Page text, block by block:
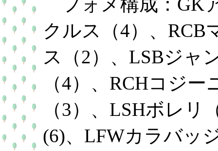
クルス（4）、RCB
ス（2）、LSBジャ
（4）、RCHコジ
（3）、LSHボレリ
(6)、LFWカラバッ